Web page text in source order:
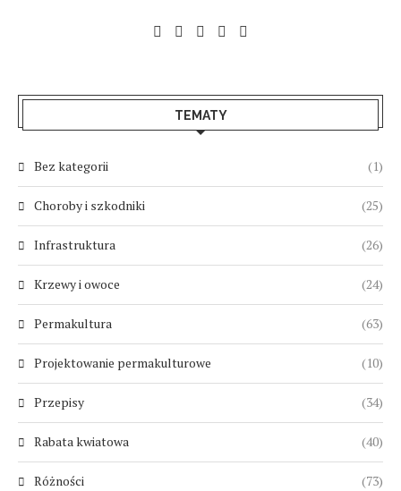
TEMATY
Bez kategorii (1)
Choroby i szkodniki (25)
Infrastruktura (26)
Krzewy i owoce (24)
Permakultura (63)
Projektowanie permakulturowe (10)
Przepisy (34)
Rabata kwiatowa (40)
Różności (73)